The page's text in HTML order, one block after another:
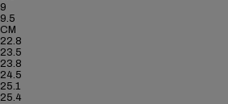
9
9.5
CM
22.8
23.5
23.8
24.5
25.1
25.4